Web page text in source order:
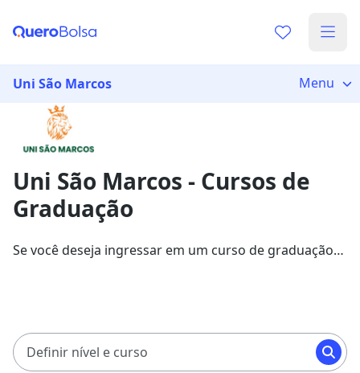
Vamos te guiar no caminho ideal para seus estudos
Sim, já sei
Uni São Marcos Menu
Uni São Marcos - Cursos de
Graduação
Se você deseja ingressar em um curso de graduação
Definir nível e curso